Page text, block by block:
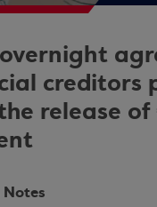
creditors
release of
Notes